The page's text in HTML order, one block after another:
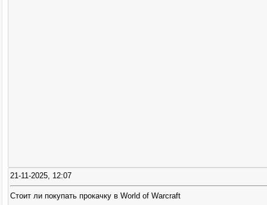
21-11-2025, 12:07
Стоит ли покупать прокачку в World of Warcraft